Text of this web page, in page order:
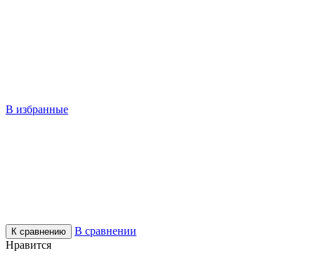
В избранные
К сравнению
В сравнении
Нравится